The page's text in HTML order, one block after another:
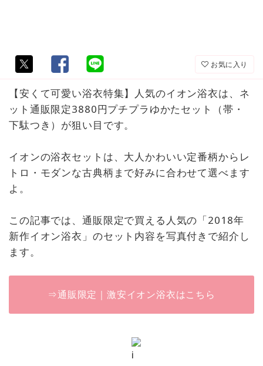
お気に入り
【安くて可愛い浴衣特集】人気のイオン浴衣は、ネ
ット通販限定3880円プチプラゆかたセット（帯・
下駄つき）が狙い目です。
イオンの浴衣セットは、大人かわいい定番柄からレ
トロ・モダンな古典柄まで好みに合わせて選べます
よ。
この記事では、通販限定で買える人気の「2018年
新作イオン浴衣」のセット内容を写真付きで紹介し
ます。
⇒通販限定｜激安イオン浴衣はこちら